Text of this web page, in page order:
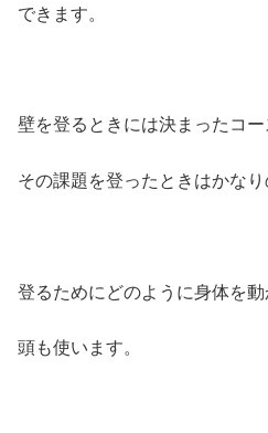
できます。
壁を登るときには決まったコー
その課題を登ったときはかな
登るためにどのように身体を
頭も使います。